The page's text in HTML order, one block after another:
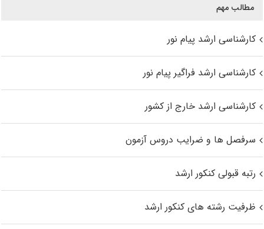
مطالب مهم
کارشناسی ارشد پیام نور
کارشناسی ارشد فراگیر پیام نور
کارشناسی ارشد خارج از کشور
سرفصل ها و ضرایب دروس آزمون
رتبه قبولی کنکور ارشد
ظرفیت رشته های کنکور ارشد